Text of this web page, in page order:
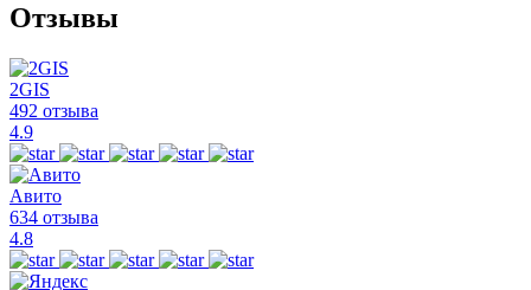
Отзывы
2GIS
492 отзыва
4.9
Авито
634 отзыва
4.8